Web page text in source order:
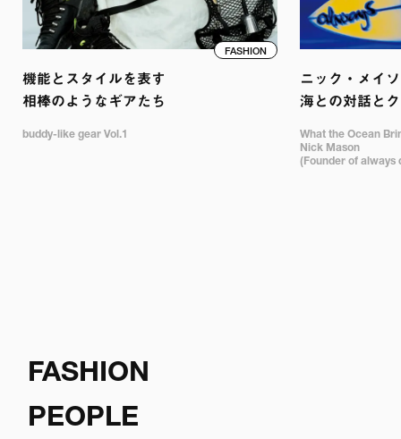
FASHION
機能とスタイルを表す
相棒のようなギアたち
buddy-like gear Vol.1
ニック・メイ
海との対話と
What the Ocean
Nick Mason
(Founder of always
FASHION
PEOPLE